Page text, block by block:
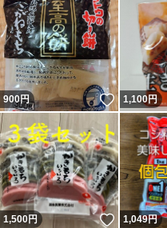
900円 いいね！
1,100円
1,500円 いいね！
1,049円